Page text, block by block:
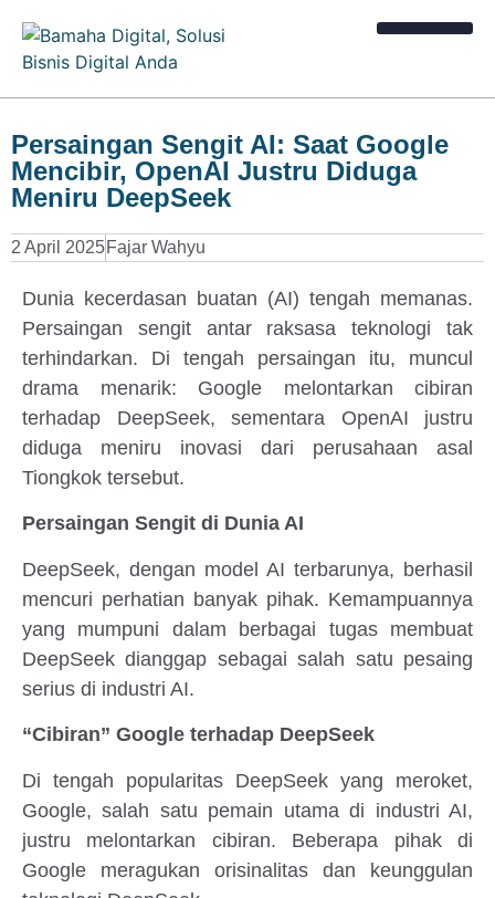
Persaingan Sengit AI: Saat Google
Mencibir, OpenAI Justru Diduga
Meniru DeepSeek
2 April 2025Fajar Wahyu
Dunia kecerdasan buatan (AI) tengah memanas.
Persaingan sengit antar raksasa teknologi tak
terhindarkan. Di tengah persaingan itu, muncul
drama menarik: Google melontarkan cibiran
terhadap DeepSeek, sementara OpenAI justru
diduga meniru inovasi dari perusahaan asal
Tiongkok tersebut.
Persaingan Sengit di Dunia AI
DeepSeek, dengan model AI terbarunya, berhasil
mencuri perhatian banyak pihak. Kemampuannya
yang mumpuni dalam berbagai tugas membuat
DeepSeek dianggap sebagai salah satu pesaing
serius di industri AI.
“Cibiran” Google terhadap DeepSeek
Di tengah popularitas DeepSeek yang meroket,
Google, salah satu pemain utama di industri AI,
justru melontarkan cibiran. Beberapa pihak di
Google meragukan orisinalitas dan keunggulan